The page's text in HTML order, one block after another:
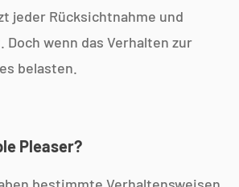
jeder Rücksichtnahme und
wenn das Verhalten zur
belasten.
Pleaser?